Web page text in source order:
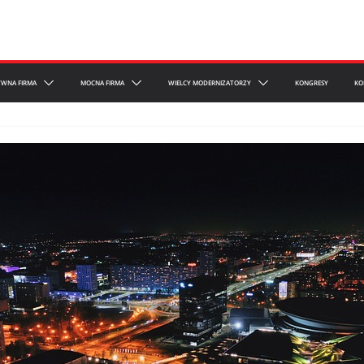
FIRMA MOCNA FIRMA WIELCY MODERNIZATORZY KONGRESY